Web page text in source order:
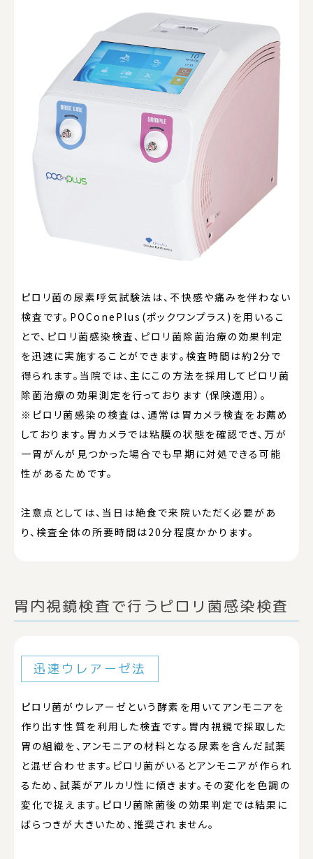
ピロリ菌の尿素呼気試験法は、不快感や痛みを伴わない
検査です。POConePlus(ポックワンプラス)を用いるこ
とで、ピロリ菌感染検査、ピロリ菌除菌治療の効果判定
を迅速に実施することができます。検査時間は約2分で
得られます。当院では、主にこの方法を採用してピロリ菌
除菌治療の効果測定を行っております（保険適用）。
※ピロリ菌感染の検査は、通常は胃カメラ検査をお薦め
しております。胃カメラでは粘膜の状態を確認でき、万が
一胃がんが見つかった場合でも早期に対処できる可能
性があるためです。
注意点としては、当日は絶食で来院いただく必要があ
り、検査全体の所要時間は20分程度かかります。
胃内視鏡検査で行うピロリ菌感染検査
迅速ウレアーゼ法
ピロリ菌がウレアーゼという酵素を用いてアンモニアを
作り出す性質を利用した検査です。胃内視鏡で採取した
胃の組織を、アンモニアの材料となる尿素を含んだ試薬
と混ぜ合わせます。ピロリ菌がいるとアンモニアが作られ
るため、試薬がアルカリ性に傾きます。その変化を色調の
変化で捉えます。ピロリ菌除菌後の効果判定では結果に
ばらつきが大きいため、推奨されません。